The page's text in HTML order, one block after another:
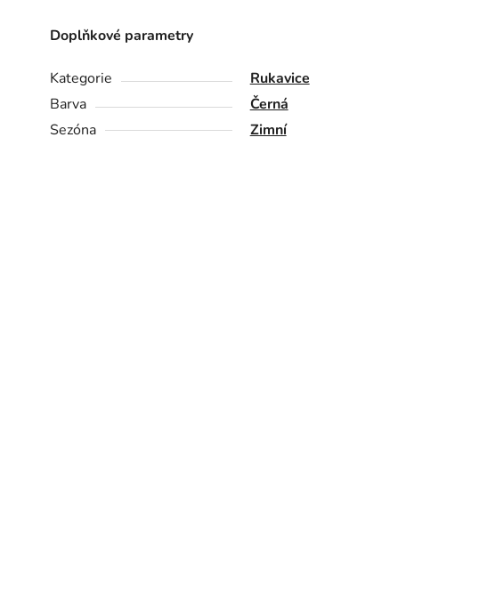
Doplňkové parametry
Kategorie
Rukavice
Barva
Černá
Sezóna
Zimní